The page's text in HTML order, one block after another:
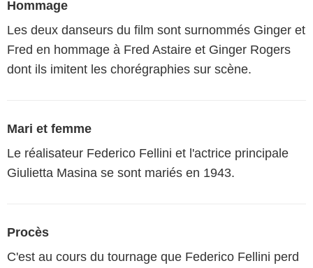
Hommage
Les deux danseurs du film sont surnommés Ginger et
Fred en hommage à Fred Astaire et Ginger Rogers
dont ils imitent les chorégraphies sur scène.
Mari et femme
Le réalisateur Federico Fellini et l'actrice principale
Giulietta Masina se sont mariés en 1943.
Procès
C'est au cours du tournage que Federico Fellini perd